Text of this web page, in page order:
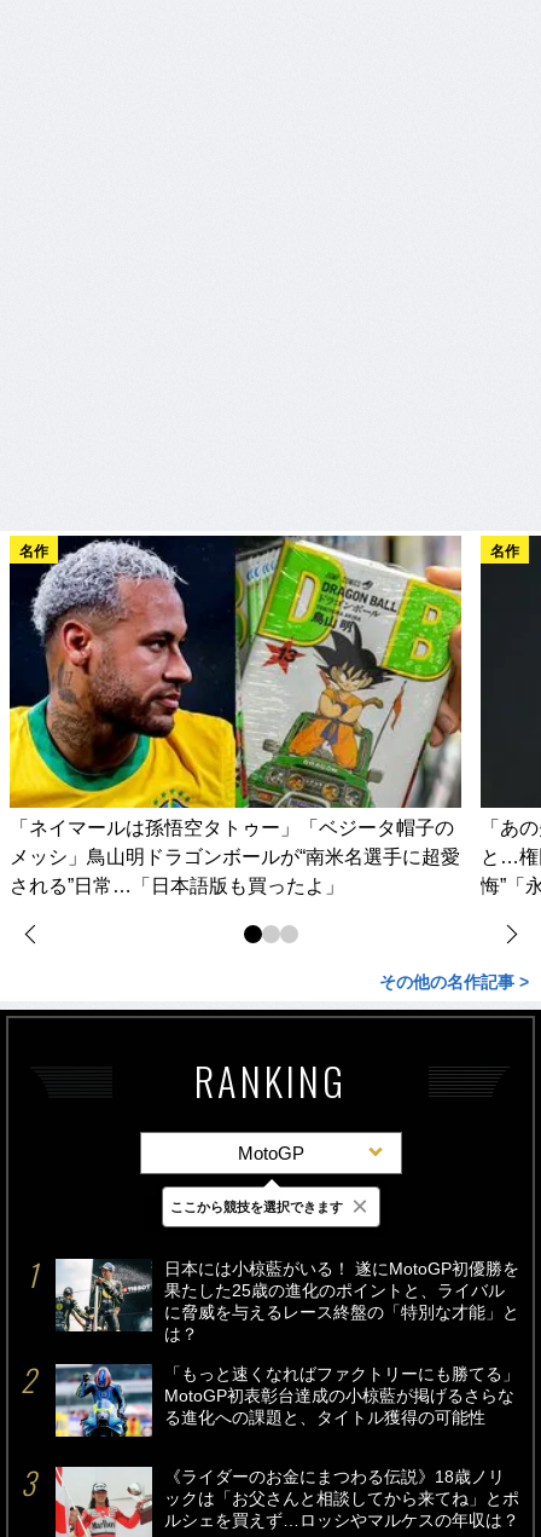
名作
「ネイマールは孫悟空タトゥー」「ベジータ帽子の
メッシ」鳥山明ドラゴンボールが“南米名選手に超愛
される”日常…「日本語版も買ったよ」
名作
「あ
と…権
悔”「
その他の名作記事 >
RANKING
MotoGP
最新 24時間 週間
日本には小椋藍がいる！ 遂にMotoGP初優勝を
果たした25歳の進化のポイントと、ライバル
に脅威を与えるレース終盤の「特別な才能」と
は？
「もっと速くなればファクトリーにも勝てる」
MotoGP初表彰台達成の小椋藍が掲げるさらな
る進化への課題と、タイトル獲得の可能性
《ライダーのお金にまつわる伝説》18歳ノリ
ックは「お父さんと相談してから来てね」とポ
ルシェを買えず…ロッシやマルケスの年収は？
ここから競技を選択できます ×